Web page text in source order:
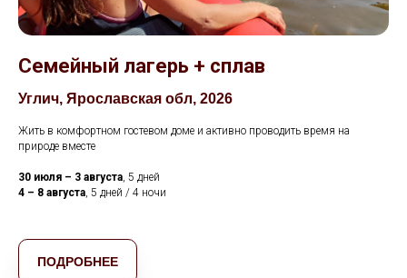
Семейный лагерь + сплав
Углич, Ярославская обл, 2026
Жить в комфортном гостевом доме и активно проводить время на
природе вместе
30 июля – 3 августа, 5 дней
4 – 8 августа, 5 дней / 4 ночи
ПОДРОБНЕЕ